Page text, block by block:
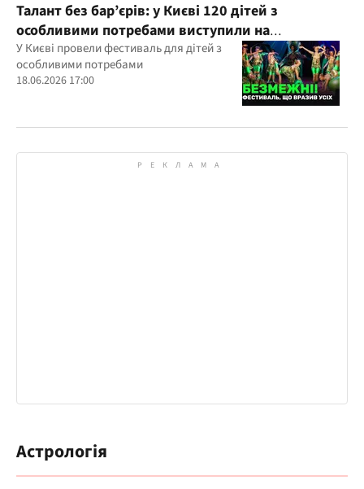
Талант без бар’єрів: у Києві 120 дітей з
особливими потребами виступили на
всеукраїнському фестивалі
У Києві провели фестиваль для дітей з
особливими потребами
18.06.2026 17:00
Астрологія